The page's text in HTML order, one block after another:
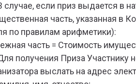
случае, если приз выдается в
часть, указанная в
по правилам арифметики):
часть = Стоимость
получения Приза Участнику
выслать на адрес